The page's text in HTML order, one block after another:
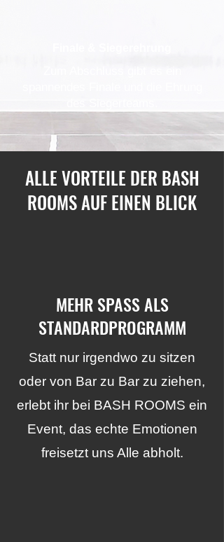
ALLE VORTEILE DER BASH
ROOMS AUF EINEN BLICK
MEHR SPASS ALS
STANDARDPROGRAMM
Statt nur irgendwo zu sitzen
oder von Bar zu Bar zu ziehen,
erlebt ihr bei BASH ROOMS ein
Event, das echte Emotionen
freisetzt uns Alle abholt.